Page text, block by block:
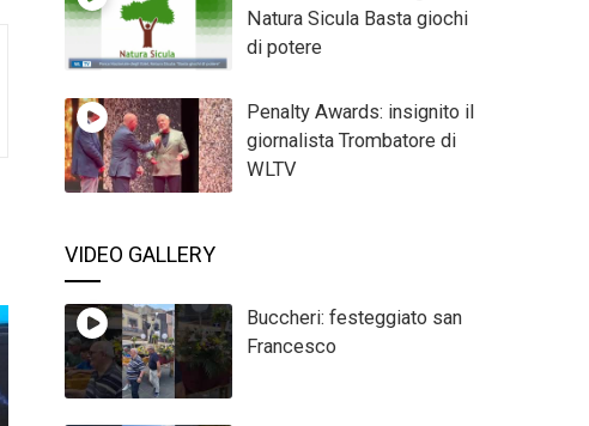
Natura Sicula Basta giochi
di potere
Penalty Awards: insignito il
giornalista Trombatore di
WLTV
VIDEO GALLERY
Buccheri: festeggiato san
Francesco